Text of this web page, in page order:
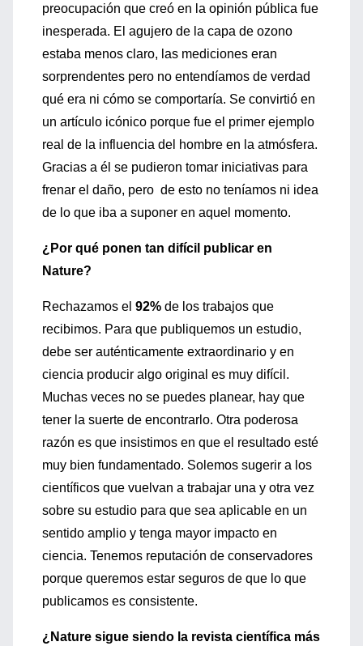
preocupación que creó en la opinión pública fue
inesperada. El agujero de la capa de ozono
estaba menos claro, las mediciones eran
sorprendentes pero no entendíamos de verdad
qué era ni cómo se comportaría. Se convirtió en
un artículo icónico porque fue el primer ejemplo
real de la influencia del hombre en la atmósfera.
Gracias a él se pudieron tomar iniciativas para
frenar el daño, pero de esto no teníamos ni idea
de lo que iba a suponer en aquel momento.
¿Por qué ponen tan difícil publicar en
Nature?
Rechazamos el 92% de los trabajos que
recibimos. Para que publiquemos un estudio,
debe ser auténticamente extraordinario y en
ciencia producir algo original es muy difícil.
Muchas veces no se puedes planear, hay que
tener la suerte de encontrarlo. Otra poderosa
razón es que insistimos en que el resultado esté
muy bien fundamentado. Solemos sugerir a los
científicos que vuelvan a trabajar una y otra vez
sobre su estudio para que sea aplicable en un
sentido amplio y tenga mayor impacto en
ciencia. Tenemos reputación de conservadores
porque queremos estar seguros de que lo que
publicamos es consistente.
¿Nature sigue siendo la revista científica más